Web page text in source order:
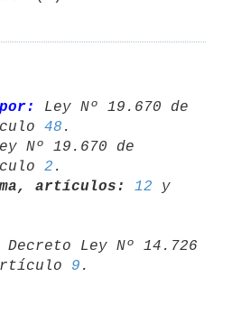
Ley Nº 19.670 de
48
Nº 19.670 de
2
artículos:
12
Decreto Ley Nº 14.726
9